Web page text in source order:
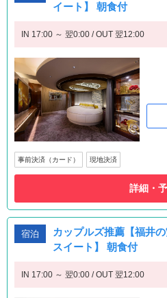
イート】 朝食付
IN 17:00 ～ 翌0:00 / OUT 翌12:00
事前決済（カード） 現地決済
詳細・
宿泊
カップルズ推薦【福井
スイート】 朝食付
IN 17:00 ～ 翌0:00 / OUT 翌12:00